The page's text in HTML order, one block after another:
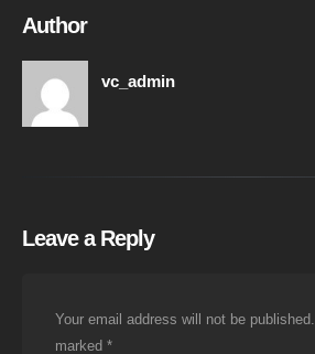
Author
vc_admin
Leave a Reply
Your email address will not be published.
marked *